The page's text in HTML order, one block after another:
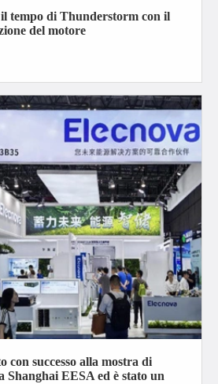
il tempo di Thunderstorm con il
del motore
con successo alla mostra di
Shanghai EESA ed è stato un